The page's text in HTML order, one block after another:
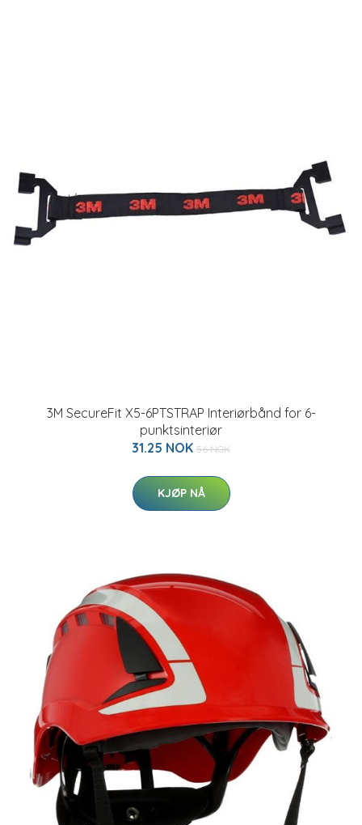
3M SecureFit X5-6PTSTRAP Interiørbånd for 6-
punktsinteriør
31.25 NOK 56 NOK
KJØP NÅ